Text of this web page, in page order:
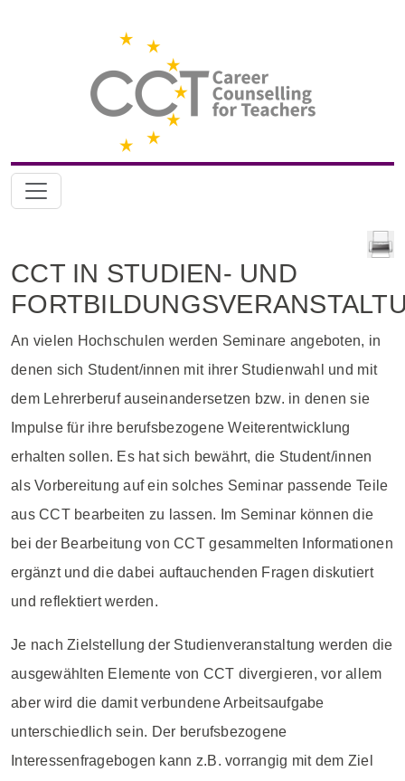
CCT IN STUDIEN- UND
An vielen Hochschulen werden Seminare angeboten, in
denen sich Student/innen mit ihrer Studienwahl und mit
dem Lehrerberuf auseinandersetzen bzw. in denen sie
Impulse für ihre berufsbezogene Weiterentwicklung
erhalten sollen. Es hat sich bewährt, die Student/innen
als Vorbereitung auf ein solches Seminar passende Teile
aus CCT bearbeiten zu lassen. Im Seminar können die
bei der Bearbeitung von CCT gesammelten Informationen
ergänzt und die dabei auftauchenden Fragen diskutiert
und reflektiert werden.
Je nach Zielstellung der Studienveranstaltung werden die
ausgewählten Elemente von CCT divergieren, vor allem
aber wird die damit verbundene Arbeitsaufgabe
unterschiedlich sein. Der berufsbezogene
Interessenfragebogen kann z.B. vorrangig mit dem Ziel